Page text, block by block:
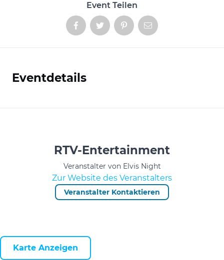
Event Teilen
Eventdetails
RTV-Entertainment
Veranstalter von Elvis Night
Zur Website des Veranstalters
Veranstalter Kontaktieren
Karte Anzeigen